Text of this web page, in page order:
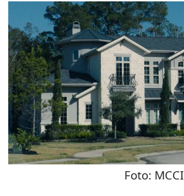
Foto: MCCI